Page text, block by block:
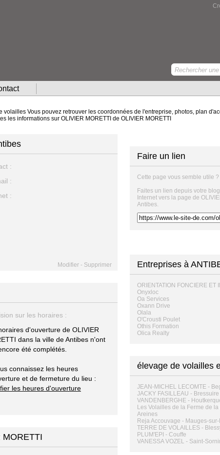
volailles Vous pouvez retrouver les coordonnées de l'entreprise, photos, plan
les informations sur OLIVIER MORETTI de OLIVIER MORETTI
:
:
:
Modifier - Supprimer
sur les horaires :
d'ouverture de OLIVIER
dans la ville de Antibes n'ont
été complétés.
connaissez les heures
et de fermeture du lieu :
les heures d'ouverture
MORETTI
Faire un lien
Cette page vous semble utile ?
Faites un lien depuis votre
Internet vers la page de
Antibes.
Entreprises à
ORIENTATION FONCIERE ET
Onyxloc
Oa Services
Oxann Drive
Olala
O'Crousti Poulet
Othis Formation
Olica Realty
élevage de volailles
JEAN-MICHEL LECOMTE -
JACKY FASILLEAU - Bressuire
VANDENBERGHE -
Les Volailles de la Ferme de
Areines
Reja Accouvage - Mauges-
TERRE DE VOLAILLES -
PLUM'EPI - Couffe
VANESSA VOZEL - Saint-